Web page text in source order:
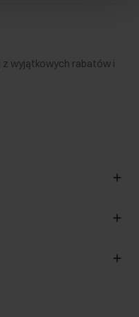
z wyjątkowych rabatów i